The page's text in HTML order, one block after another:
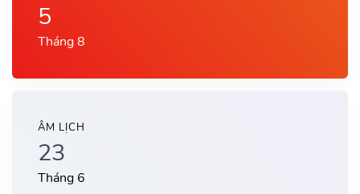
5
Tháng 8
ÂM LỊCH
23
Tháng 6